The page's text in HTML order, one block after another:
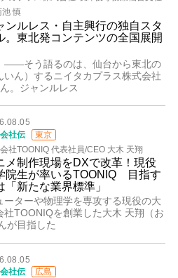
池 慎
ンルレス・自主興行の独自スタ
。東北発コンテンツの全国展開
――そう語るのは、仙台から東北の
ん）するニイタカプラス株式会社
。ジャンルレス
社伝
東京
社TOONIQ 代表社員/CEO 大木 天翔
メ制作現場をDXで改革！現役
院生が率いるTOONIQ 目指す
「新たな業界標準」
ターや物理学を専攻する現役の大
TOONIQを創業した大木 天翔（お
が目指した
社伝
広島